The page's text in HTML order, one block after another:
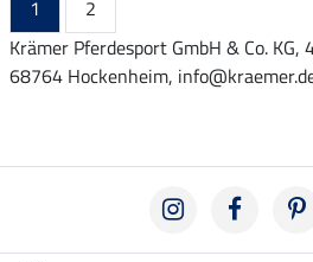
1
2
Krämer Pferdesport GmbH & Co.
68764 Hockenheim,